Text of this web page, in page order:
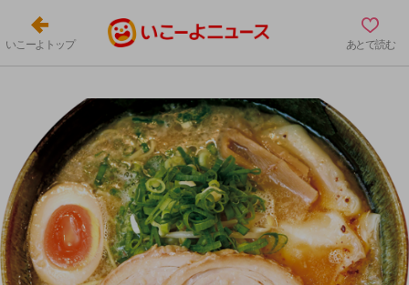
いこーよトップ あとで読む